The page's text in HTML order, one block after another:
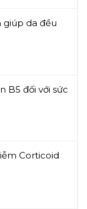
giúp da đều
B5 đối với sức
Corticoid